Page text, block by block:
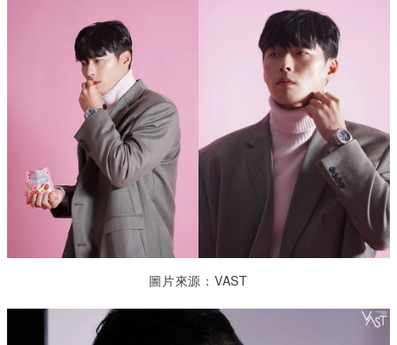
圖片來源：VAST